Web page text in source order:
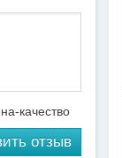
качество
отзыв